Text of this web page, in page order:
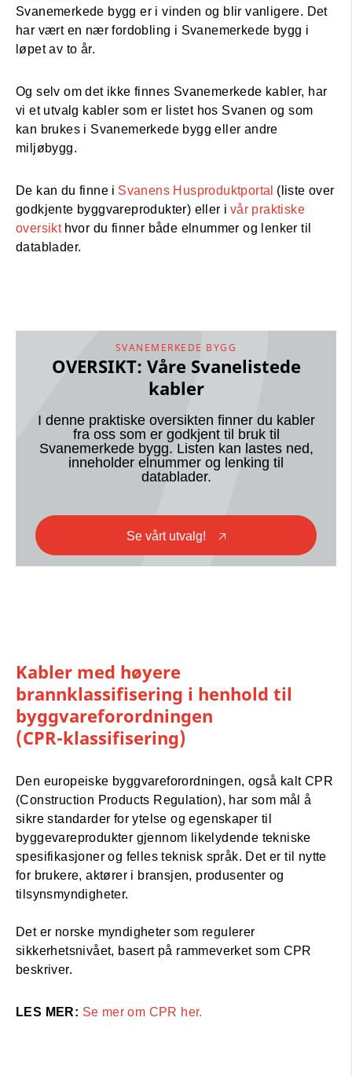
Svanemerkede bygg er i vinden og blir vanligere. Det
har vært en nær fordobling i Svanemerkede bygg i
løpet av to år.
Og selv om det ikke finnes Svanemerkede kabler, har
vi et utvalg kabler som er listet hos Svanen og som
kan brukes i Svanemerkede bygg eller andre
miljøbygg.
De kan du finne i Svanens Husproduktportal (liste over
godkjente byggvareprodukter) eller i vår praktiske
oversikt hvor du finner både elnummer og lenker til
datablader.
SVANEMERKEDE BYGG
OVERSIKT: Våre Svanelistede
kabler
I denne praktiske oversikten finner du kabler
fra oss som er godkjent til bruk til
Svanemerkede bygg. Listen kan lastes ned,
inneholder elnummer og lenking til
datablader.
Se vårt utvalg! 🡥
Kabler med høyere
brannklassifisering i henhold til
byggvareforordningen
(CPR-klassifisering)
Den europeiske byggvareforordningen, også kalt CPR
(Construction Products Regulation), har som mål å
sikre standarder for ytelse og egenskaper til
byggevareprodukter gjennom likelydende tekniske
spesifikasjoner og felles teknisk språk. Det er til nytte
for brukere, aktører i bransjen, produsenter og
tilsynsmyndigheter.
Det er norske myndigheter som regulerer
sikkerhetsnivået, basert på rammeverket som CPR
beskriver.
LES MER: Se mer om CPR her.